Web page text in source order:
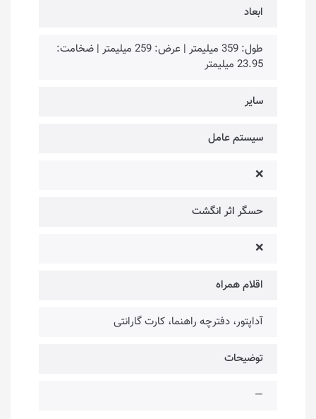
ابعاد
طول: 359 میلیمتر | عرض: 259 میلیمتر | ضخامت:
23.95 میلیمتر
سایر
سیستم عامل
❌
حسگر اثر انگشت
❌
اقلام همراه
آداپتور، دفترچه راهنما، کارت گارانتی
توضیحات
—